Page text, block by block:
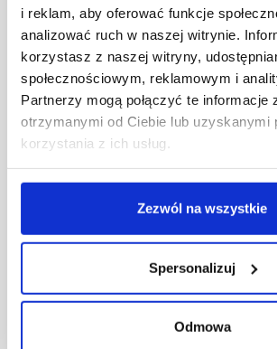
i reklam, aby oferować funkcje
analizować ruch w naszej witrynie.
korzystasz z naszej witryny,
społecznościowym, reklamowym i
Partnerzy mogą połączyć te informacje
otrzymanymi od Ciebie lub uzyskanymi
korzystania z ich usług.
Zezwól na wszystkie
Spersonalizuj
Odmowa
Plac Unii z pomocą dla Ukrainy
Plac Unii przyłączył się do aktywnego